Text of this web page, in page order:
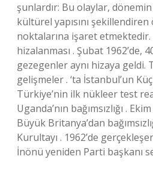
şunlardır: Bu olaylar,
kültürel yapısını
noktalarına işaret
hizalanması . Şubat 1962’de,
gezegenler aynı hizaya geldi.
gelişmeler . ‘ta İstanbul’un
Türkiye’nin ilk nükleer test
Uganda’nın bağımsızlığı .
Büyük Britanya’dan
Kurultayı . 1962’de
İnönü yeniden Parti başkanı